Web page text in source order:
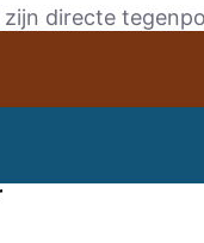
directe